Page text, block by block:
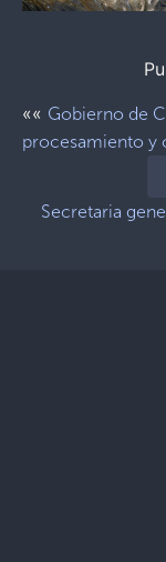
«« Gobierno de
procesamiento y
Secretaria